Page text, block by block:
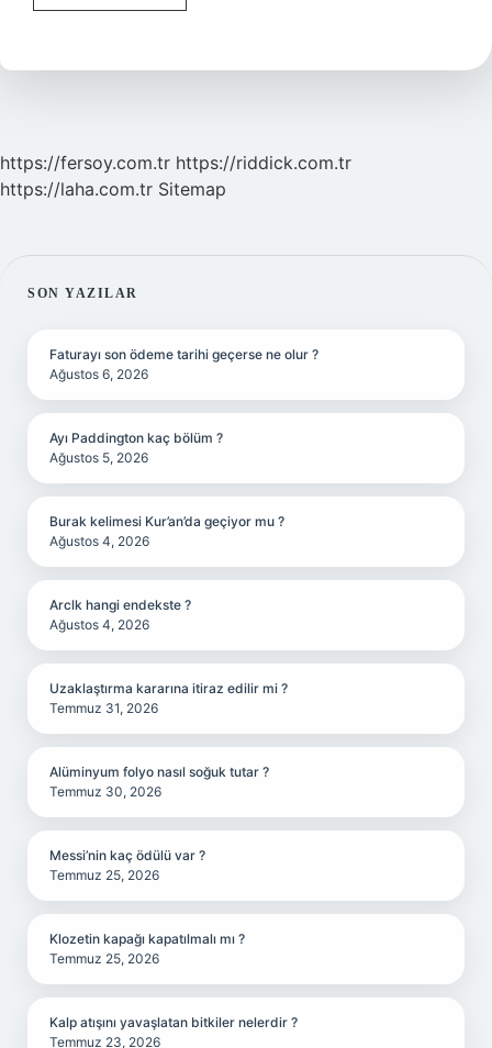
Şarkısı
https://fersoy.com.tr https://riddick.com.tr
https://laha.com.tr Sitemap
SIDEBAR
SON YAZILAR
Faturayı son ödeme tarihi geçerse ne olur ?
Ağustos 6, 2026
Ayı Paddington kaç bölüm ?
Ağustos 5, 2026
Burak kelimesi Kur’an’da geçiyor mu ?
Ağustos 4, 2026
Arclk hangi endekste ?
Ağustos 4, 2026
Uzaklaştırma kararına itiraz edilir mi ?
Temmuz 31, 2026
Alüminyum folyo nasıl soğuk tutar ?
Temmuz 30, 2026
Messi’nin kaç ödülü var ?
Temmuz 25, 2026
Klozetin kapağı kapatılmalı mı ?
Temmuz 25, 2026
Kalp atışını yavaşlatan bitkiler nelerdir ?
Temmuz 23, 2026